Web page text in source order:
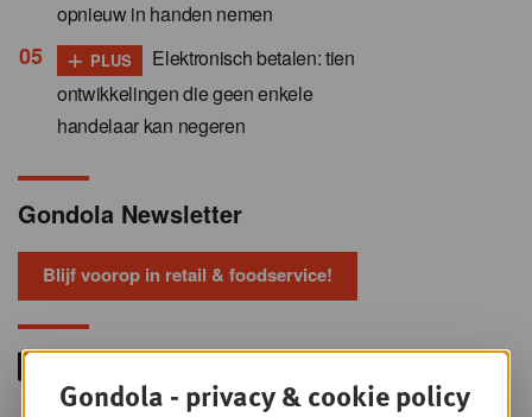
opnieuw in handen nemen
+ PLUS
Elektronisch betalen: tien
ontwikkelingen die geen enkele
handelaar kan negeren
Gondola Newsletter
Blijf voorop in retail & foodservice!
Gondola - privacy & cookie policy